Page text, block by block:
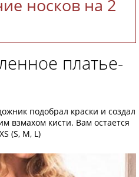
носков на 2
платье-
подобрал краски и создал
взмахом кисти. Вам остается
(S, М, L)